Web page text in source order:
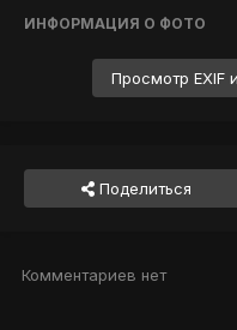
ИНФОРМАЦИЯ О ФОТО
Просмотр EXIF
Поделиться
Комментариев нет